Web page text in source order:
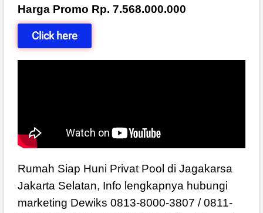
Harga Promo Rp. 7.568.000.000
Click here
Rumah Siap Huni Privat Pool di Jagakarsa
Jakarta Selatan, Info lengkapnya hubungi
marketing Dewiks 0813-8000-3807 / 0811-